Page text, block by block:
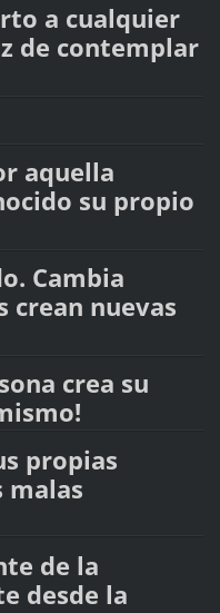
a cualquier
de contemplar
aquella
su propio
Cambia
crean nuevas
crea su
propias
malas
de la
desde la